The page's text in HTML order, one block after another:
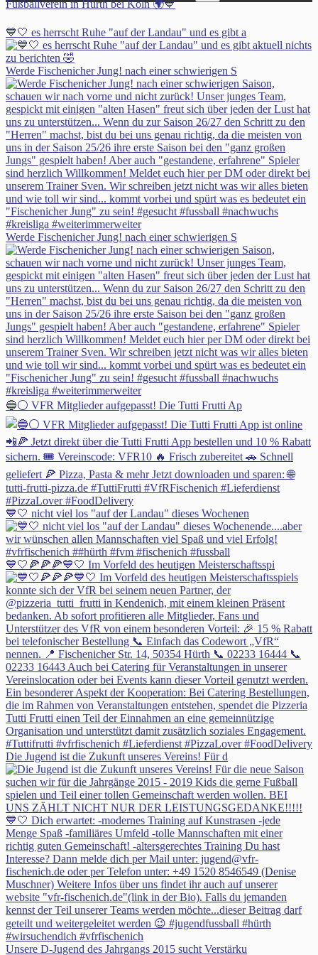
Fußballverein in Hürth bei Köln 🌍💙
💙🤍 es herrscht Ruhe "auf der Landau" und es gibt a
Werde Fischenicher Jung! nach einer schwierigen S
Werde Fischenicher Jung! nach einer schwierigen S
🔵⚪ VFR Mitglieder aufgepasst! Die Tutti Frutti Ap
💙🤍 nicht viel los "auf der Landau" dieses Wochenen
💙🤍🍕🍕🍕💙🤍 Im Vorfeld des heutigen Meisterschaftsspi
Die Jugend ist die Zukunft unseres Vereins! Für d
Unsere D-Jugend des Jahrgangs 2015 sucht Verstärku